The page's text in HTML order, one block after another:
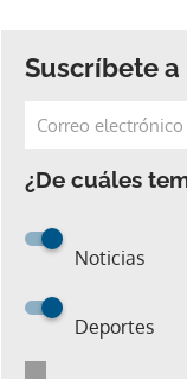
Suscríbete
¿De cuáles
Noticias
Deportes